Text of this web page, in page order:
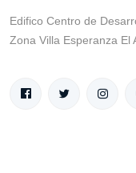
Edifico Centro de
Zona Villa Esperanza El